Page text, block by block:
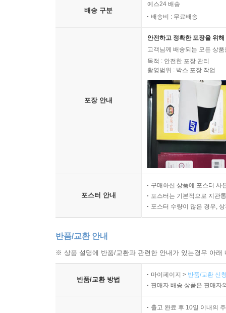
배송 구분
예스24 배송
배송비 : 무료배송
포장 안내
안전하고 정확한 포장을 위
고객님께 배송되는 모든 상
목적 : 안전한 포장 관리
촬영범위 : 박스 포장 작업
포스터 안내
구매하신 상품에 포스터 사
포스터는 기본적으로 지관
포스터 수량이 많은 경우,
반품/교환 안내
※ 상품 설명에 반품/교환과 관련한 안내가 있는경우 아
반품/교환 방법
마이페이지 > 반품/교환 신
판매자 배송 상품은 판매자
출고 완료 후 10일 이내의